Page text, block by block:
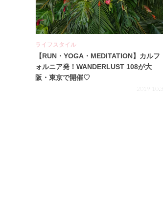
ライフスタイル
【RUN・YOGA・MEDITATION】カルフ
ォルニア発！WANDERLUST 108が大
阪・東京で開催♡
2019.10.3